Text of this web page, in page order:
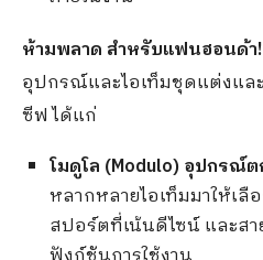
ห้ามพลาด สำหรับแฟนฮอนด้า!
อุปกรณ์และไอเท็มชุดแต่งแ
ซีฟ ได้แก่
โมดูโล (Modulo)อุปกรณ์ต
หลากหลายไอเท็มมาให้เ
สปอร์ตที่เน้นดีไซน์ และส